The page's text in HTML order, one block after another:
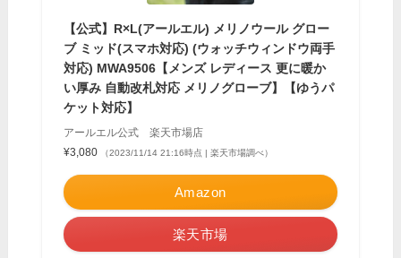
【公式】R×L(アールエル) メリノウール グロー
ブ ミッド(スマホ対応) (ウォッチウィンドウ両手
対応) MWA9506【メンズ レディース 更に暖か
い厚み 自動改札対応 メリノグローブ】【ゆうパ
ケット対応】
アールエル公式 楽天市場店
¥3,080
（2023/11/14 21:16時点 | 楽天市場調べ）
Amazon
楽天市場